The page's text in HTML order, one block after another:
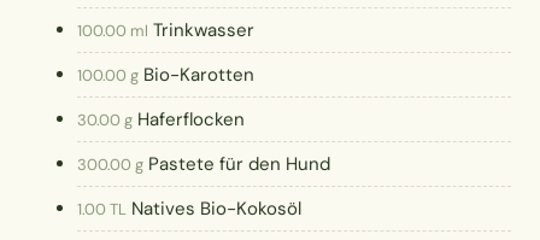
100.00 ml Trinkwasser
100.00 g Bio-Karotten
30.00 g Haferflocken
300.00 g Pastete für den Hund
1.00 TL Natives Bio-Kokosöl